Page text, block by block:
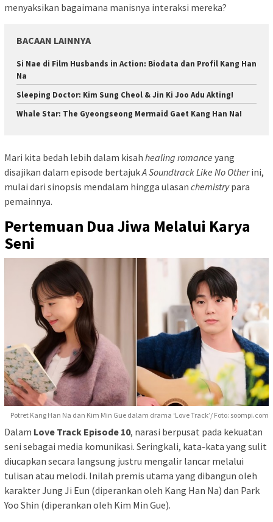
menyaksikan bagaimana manisnya interaksi mereka?
BACAAN LAINNYA
Si Nae di Film Husbands in Action: Biodata dan Profil Kang Han
Na
Sleeping Doctor: Kim Sung Cheol & Jin Ki Joo Adu Akting!
Whale Star: The Gyeongseong Mermaid Gaet Kang Han Na!
Mari kita bedah lebih dalam kisah healing romance yang
disajikan dalam episode bertajukA Soundtrack Like No Otherini,
mulai dari sinopsis mendalam hingga ulasan chemistrypara
pemainnya.
Pertemuan Dua Jiwa Melalui Karya
Seni
Potret Kang Han Na dan Kim Min Gue dalam drama ‘Love Track’/ Foto: soompi.com
Dalam Love Track Episode 10, narasi berpusat pada kekuatan
seni sebagai media komunikasi. Seringkali, kata-kata yang sulit
diucapkan secara langsung justru mengalir lancar melalui
tulisan atau melodi. Inilah premis utama yang dibangun oleh
karakter Jung Ji Eun (diperankan oleh Kang Han Na) dan Park
Yoo Shin (diperankan oleh Kim Min Gue).